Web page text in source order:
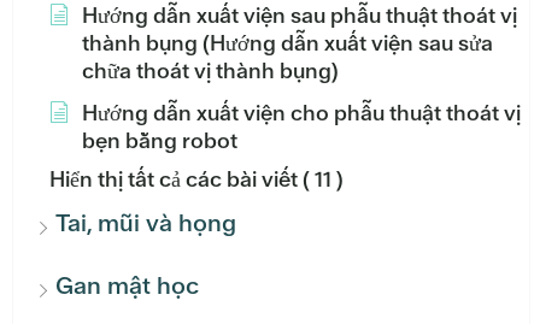
Hướng dẫn xuất viện sau phẫu thuật thoát vị
thành bụng (Hướng dẫn xuất viện sau sửa
chữa thoát vị thành bụng)
Hướng dẫn xuất viện cho phẫu thuật thoát vị
bẹn bằng robot
Hiển thị tất cả các bài viết( 11 )
Tai, mũi và họng
Gan mật học